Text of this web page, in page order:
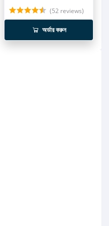
(52 reviews)
অর্ডার করুন